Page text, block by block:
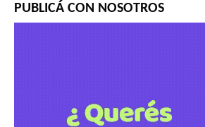
PUBLICÁ CON NOSOTROS